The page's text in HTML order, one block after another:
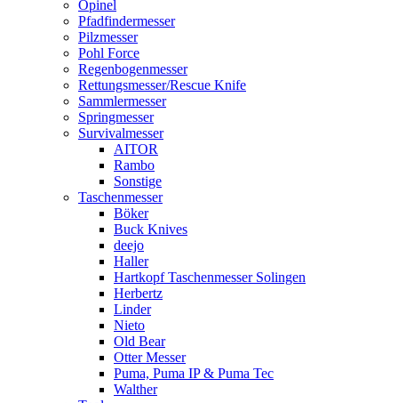
Opinel
Pfadfindermesser
Pilzmesser
Pohl Force
Regenbogenmesser
Rettungsmesser/Rescue Knife
Sammlermesser
Springmesser
Survivalmesser
AITOR
Rambo
Sonstige
Taschenmesser
Böker
Buck Knives
deejo
Haller
Hartkopf Taschenmesser Solingen
Herbertz
Linder
Nieto
Old Bear
Otter Messer
Puma, Puma IP & Puma Tec
Walther